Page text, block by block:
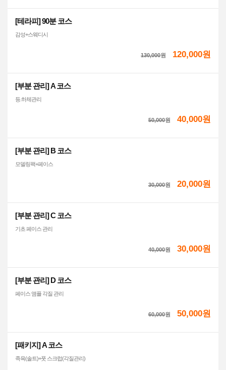
[테라피] 90분 코스
감성+스웨디시
130,000원 120,000원
[부분 관리] A 코스
등.하체관리
50,000원 40,000원
[부분 관리] B 코스
모델링팩+페이스
30,000원 20,000원
[부분 관리] C 코스
기초 페이스 관리
40,000원 30,000원
[부분 관리] D 코스
페이스 앰플 각질 관리
60,000원 50,000원
[패키지] A 코스
족욕(솔트)+풋 스크럽(각질관리)